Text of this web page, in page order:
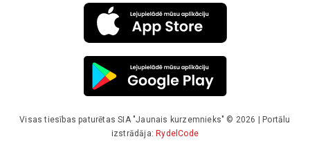
Visas tiesības paturētas SIA "Jaunais kurzemnieks" © 2026 | Portālu
izstrādāja: RydelCode